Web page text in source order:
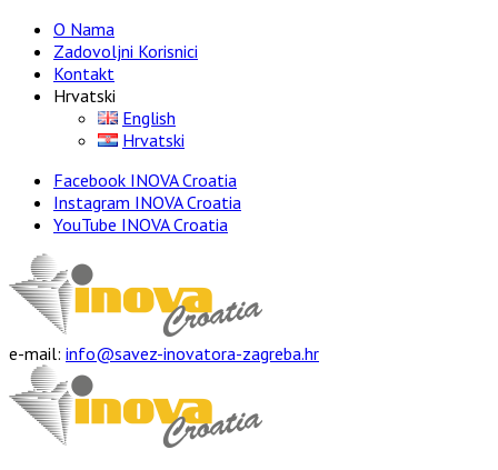
O Nama
Zadovoljni Korisnici
Kontakt
Hrvatski
English
Hrvatski
Facebook INOVA Croatia
Instagram INOVA Croatia
YouTube INOVA Croatia
e-mail: info@savez-inovatora-zagreba.hr